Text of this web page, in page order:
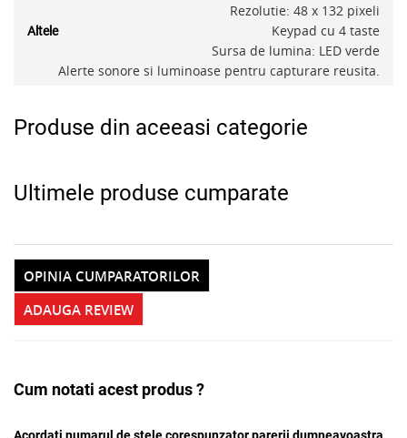
Altele
Rezolutie: 48 x 132 pixeli
Keypad cu 4 taste
Sursa de lumina: LED verde
Alerte sonore si luminoase pentru capturare reusita.
Produse din aceeasi categorie
Ultimele produse cumparate
ADAUGA REVIEW
OPINIA CUMPARATORILOR
Cum notati acest produs ?
Acordati numarul de stele corespunzator parerii dumneavoastra